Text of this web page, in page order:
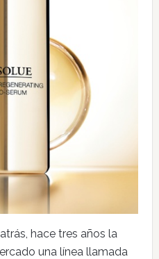
hace tres años la
una línea llamada